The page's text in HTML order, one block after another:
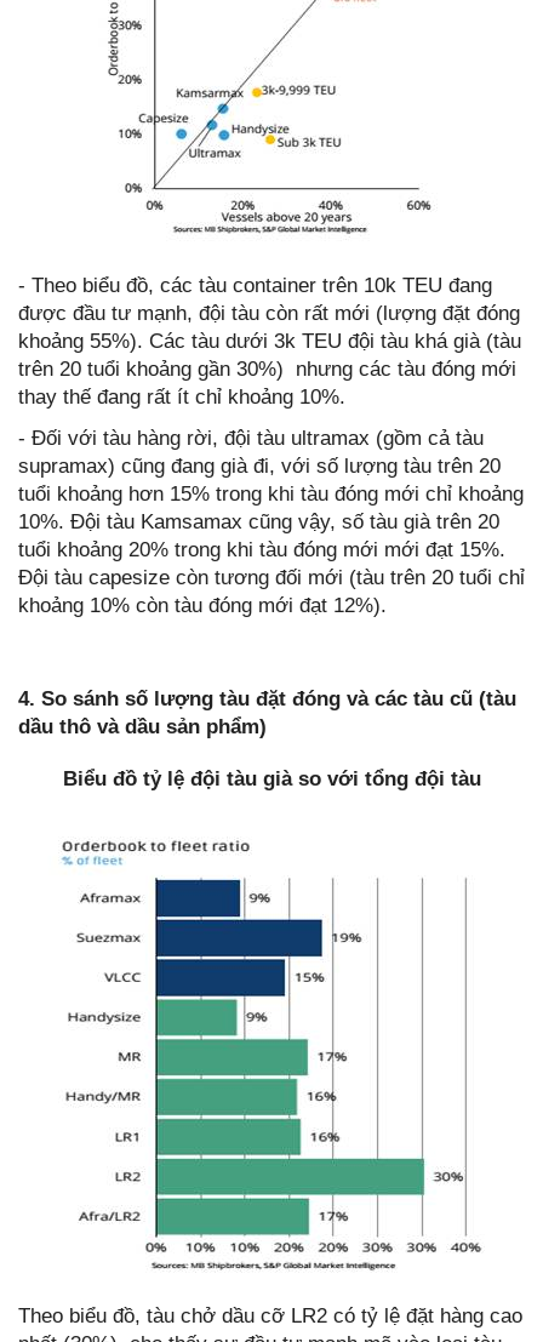
- Theo biểu đồ, các tàu container trên 10k TEU đang
được đầu tư mạnh, đội tàu còn rất mới (lượng đặt đóng
khoảng 55%). Các tàu dưới 3k TEU đội tàu khá già (tàu
trên 20 tuổi khoảng gần 30%) nhưng các tàu đóng mới
thay thế đang rất ít chỉ khoảng 10%.
- Đối với tàu hàng rời, đội tàu ultramax (gồm cả tàu
supramax) cũng đang già đi, với số lượng tàu trên 20
tuổi khoảng hơn 15% trong khi tàu đóng mới chỉ khoảng
10%. Đội tàu Kamsamax cũng vậy, số tàu già trên 20
tuổi khoảng 20% trong khi tàu đóng mới mới đạt 15%.
Đội tàu capesize còn tương đối mới (tàu trên 20 tuổi chỉ
khoảng 10% còn tàu đóng mới đạt 12%).
4. So sánh số lượng tàu đặt đóng và các tàu cũ (tàu
dầu thô và dầu sản phẩm)
Biểu đồ tỷ lệ đội tàu già so với tổng đội tàu
Theo biểu đồ, tàu chở dầu cỡ LR2 có tỷ lệ đặt hàng cao